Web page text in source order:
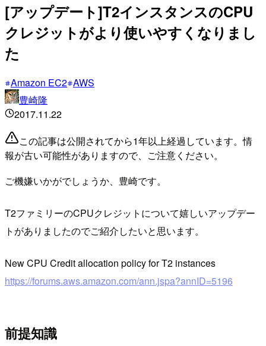
[アップデート]T2インスタンスのCPU
クレジットがより使いやすくなりまし
た
Amazon EC2 AWS
豊崎隆
2017.11.22
この記事は公開されてから1年以上経過しています。情
報が古い可能性がありますので、ご注意ください。
ご機嫌いかがでしょうか、豊崎です。
T2ファミリーのCPUクレジットについて嬉しいアップデー
トがありましたのでご紹介したいと思います。
New CPU Credit allocation policy for T2 instances
https://forums.aws.amazon.com/ann.jspa?annID=5196
前提知識